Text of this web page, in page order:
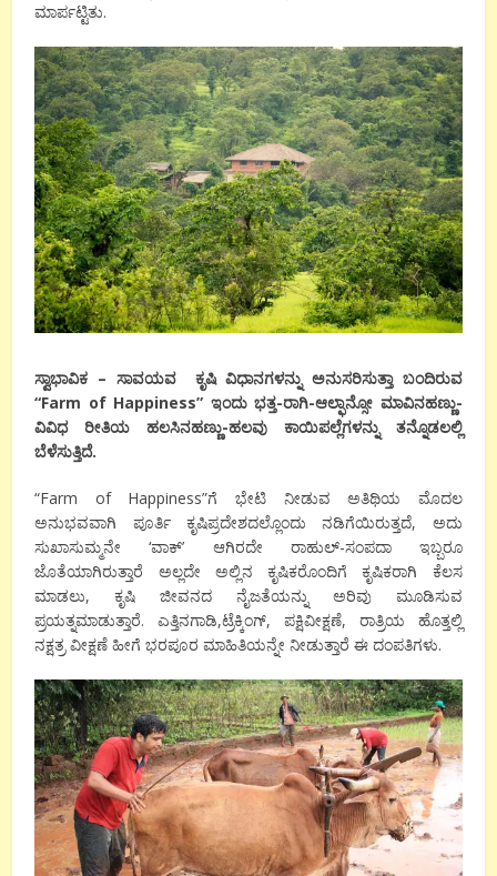
ಮಾರ್ಪಟ್ಟಿತು.
ಸ್ವಾಭಾವಿಕ – ಸಾವಯವ ಕೃಷಿ ವಿಧಾನಗಳನ್ನು ಅನುಸರಿಸುತ್ತಾ ಬಂದಿರುವ
“Farm of Happiness” ಇಂದು ಭತ್ತ-ರಾಗಿ-ಆಲ್ಫಾನ್ಸೋ ಮಾವಿನಹಣ್ಣು-
ವಿವಿಧ ರೀತಿಯ ಹಲಸಿನಹಣ್ಣು-ಹಲವು ಕಾಯಿಪಲ್ಲೆಗಳನ್ನು ತನ್ನೊಡಲಲ್ಲಿ
ಬೆಳೆಸುತ್ತಿದೆ.
“Farm of Happiness”ಗೆ ಭೇಟಿ ನೀಡುವ ಅತಿಥಿಯ ಮೊದಲ
ಅನುಭವವಾಗಿ ಪೂರ್ತಿ ಕೃಷಿಪ್ರದೇಶದಲ್ಲೊಂದು ನಡಿಗೆಯಿರುತ್ತದೆ, ಅದು
ಸುಖಾಸುಮ್ಮನೇ ‘ವಾಕ್’ ಆಗಿರದೇ ರಾಹುಲ್-ಸಂಪದಾ ಇಬ್ಬರೂ
ಜೊತೆಯಾಗಿರುತ್ತಾರೆ ಅಲ್ಲದೇ ಅಲ್ಲಿನ ಕೃಷಿಕರೊಂದಿಗೆ ಕೃಷಿಕರಾಗಿ ಕೆಲಸ
ಮಾಡಲು, ಕೃಷಿ ಜೀವನದ ನೈಜತೆಯನ್ನು ಅರಿವು ಮೂಡಿಸುವ
ಪ್ರಯತ್ನಮಾಡುತ್ತಾರೆ. ಎತ್ತಿನಗಾಡಿ,ಟ್ರೆಕ್ಕಿಂಗ್, ಪಕ್ಷಿವೀಕ್ಷಣೆ, ರಾತ್ರಿಯ ಹೊತ್ತಲ್ಲಿ
ನಕ್ಷತ್ರ ವೀಕ್ಷಣೆ ಹೀಗೆ ಭರಪೂರ ಮಾಹಿತಿಯನ್ನೇ ನೀಡುತ್ತಾರೆ ಈ ದಂಪತಿಗಳು.